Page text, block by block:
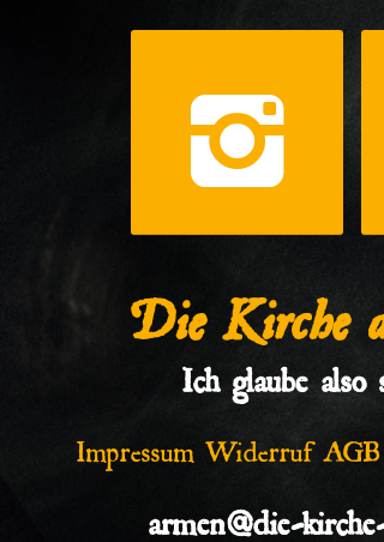
Die Kirche
Ich glaube also
Impressum Widerruf AGB
armen@die-